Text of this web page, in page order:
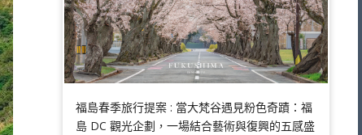
福島春季旅行提案 : 當大梵谷遇見粉色奇蹟：福
島 DC 觀光企劃，一場結合藝術與復興的五感盛